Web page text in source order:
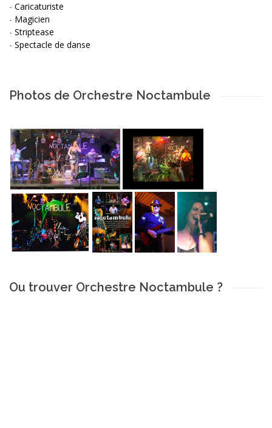
- Caricaturiste
- Magicien
- Striptease
- Spectacle de danse
Photos de Orchestre Noctambule
Ou trouver Orchestre Noctambule ?